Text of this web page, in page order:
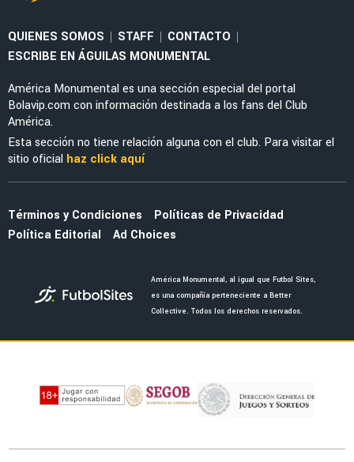
QUIENES SOMOS | STAFF | CONTACTO |
ESCRIBE EN ÁGUILAS MONUMENTAL
América Monumental es una sección especial del portal
Bolavip.com con información destinada a los fans del Club
América.
Esta sección no tiene relación alguna con el club. Para visitar el
sitio oficial haz click aquí
Términos y Condiciones
Políticas de Privacidad
Política Editorial
Ad Choices
América Monumental, al igual que Futbol Sites,
es una compañía perteneciente a Better
Collective. Todos los derechos reservados.